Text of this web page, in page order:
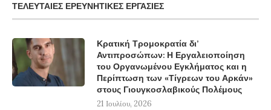
ΤΕΛΕΥΤΑΊΕΣ ΕΡΕΥΝΗΤΙΚΈΣ ΕΡΓΑΣΊΕΣ
Κρατική Τρομοκρατία δι’
Αντιπροσώπων: Η Εργαλειοποίηση
του Οργανωμένου Εγκλήματος και η
Περίπτωση των «Τίγρεων του Αρκάν»
στους Γιουγκοσλαβικούς Πολέμους
21 Ιουλίου, 2026